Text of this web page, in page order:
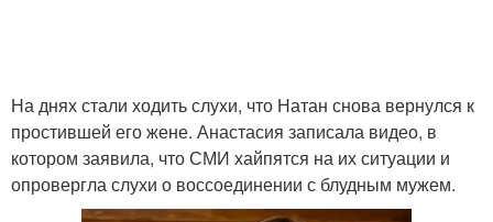
На днях стали ходить слухи, что Натан снова вернулся к
простившей его жене. Анастасия записала видео, в
котором заявила, что СМИ хайпятся на их ситуации и
опровергла слухи о воссоединении с блудным мужем.